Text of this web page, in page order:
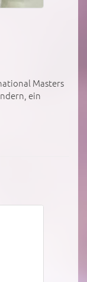
Masters
ein